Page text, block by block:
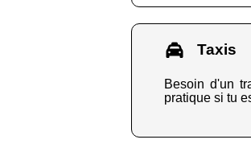
Taxis
Besoin d'un
pratique si tu